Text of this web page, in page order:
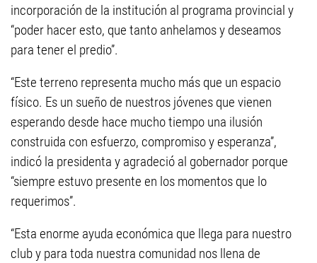
incorporación de la institución al programa provincial y
“poder hacer esto, que tanto anhelamos y deseamos
para tener el predio”.
“Este terreno representa mucho más que un espacio
físico. Es un sueño de nuestros jóvenes que vienen
esperando desde hace mucho tiempo una ilusión
construida con esfuerzo, compromiso y esperanza”,
indicó la presidenta y agradeció al gobernador porque
“siempre estuvo presente en los momentos que lo
requerimos”.
“Esta enorme ayuda económica que llega para nuestro
club y para toda nuestra comunidad nos llena de